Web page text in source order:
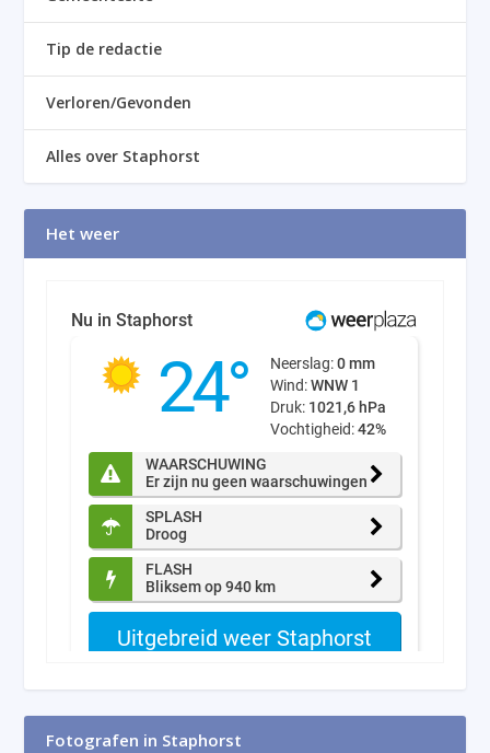
Tip de redactie
Verloren/Gevonden
Alles over Staphorst
Het weer
Fotografen in Staphorst